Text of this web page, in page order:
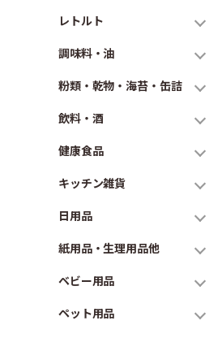
レトルト
調味料・油
粉類・乾物・海苔・缶詰
飲料・酒
健康食品
キッチン雑貨
日用品
紙用品・生理用品他
ベビー用品
ペット用品